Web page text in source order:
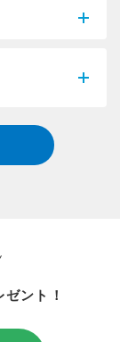
ント！